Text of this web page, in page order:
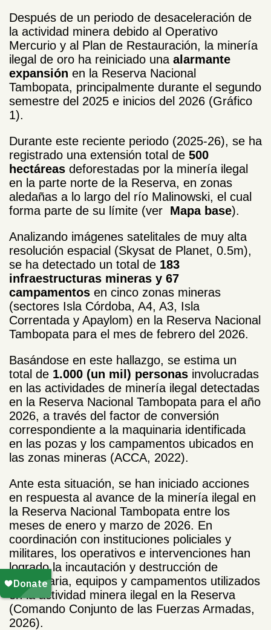
Después de un periodo de desaceleración de
la actividad minera debido al Operativo
Mercurio y al Plan de Restauración, la minería
ilegal de oro ha reiniciado una alarmante
expansión en la Reserva Nacional
Tambopata, principalmente durante el segundo
semestre del 2025 e inicios del 2026 (Gráfico
1).
Durante este reciente periodo (2025-26), se ha
registrado una extensión total de 500
hectáreas deforestadas por la minería ilegal
en la parte norte de la Reserva, en zonas
aledañas a lo largo del río Malinowski, el cual
forma parte de su límite (ver Mapa base).
Analizando imágenes satelitales de muy alta
resolución espacial (Skysat de Planet, 0.5m),
se ha detectado un total de 183
infraestructuras mineras y 67
campamentos en cinco zonas mineras
(sectores Isla Córdoba, A4, A3, Isla
Correntada y Apaylom) en la Reserva Nacional
Tambopata para el mes de febrero del 2026.
Basándose en este hallazgo, se estima un
total de 1.000 (un mil) personas involucradas
en las actividades de minería ilegal detectadas
en la Reserva Nacional Tambopata para el año
2026, a través del factor de conversión
correspondiente a la maquinaria identificada
en las pozas y los campamentos ubicados en
las zonas mineras (ACCA, 2022).
Ante esta situación, se han iniciado acciones
en respuesta al avance de la minería ilegal en
la Reserva Nacional Tambopata entre los
meses de enero y marzo de 2026. En
coordinación con instituciones policiales y
militares, los operativos e intervenciones han
logrado la incautación y destrucción de
maquinaria, equipos y campamentos utilizados
en la actividad minera ilegal en la Reserva
(Comando Conjunto de las Fuerzas Armadas,
2026).